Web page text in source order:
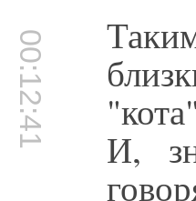
00:12:41 И,